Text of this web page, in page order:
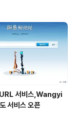
서비스,Wangyi
서비스 오픈